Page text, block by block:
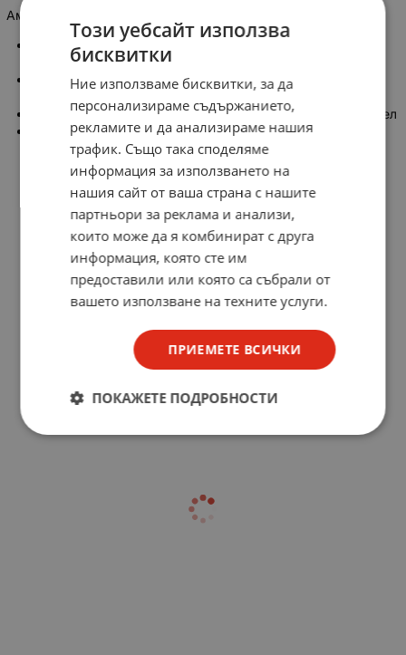
Ампермер 0-80/400A Ф65мм
Стрелкова аналогова измервателна система Е15за
измерване на променлив ток,
Клас на точност 2.5, обхват на скалата 0-8/40 x10, с
Габаритни размери: ф65mm, вертикален монтаж на панел
Трансформаторът не е включен в цената.
Този уебсайт използва
бисквитки
Ние използваме бисквитки, за да
персонализираме съдържанието,
рекламите и да анализираме нашия
трафик. Също така споделяме
информация за използването на
нашия сайт от ваша страна с нашите
партньори за реклама и анализи,
които може да я комбинират с друга
информация, която сте им
предоставили или която са събрали от
вашето използване на техните услуги.
ПРИЕМЕТЕ ВСИЧКИ
ПОКАЖЕТЕ ПОДРОБНОСТИ